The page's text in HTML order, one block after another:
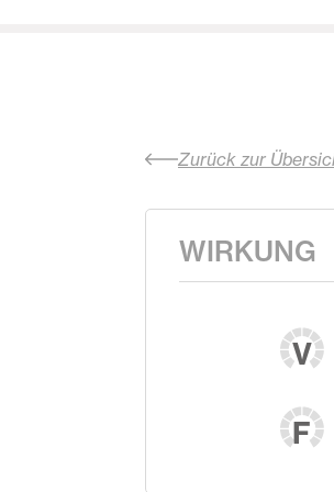
Zurück zur
WIRKUNG
V
F